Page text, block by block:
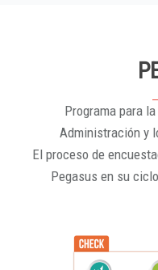
Programa para
Administración y
El proceso de
Pegasus en su